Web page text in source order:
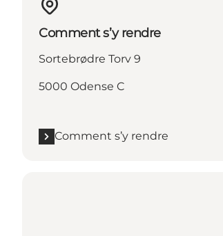
Comment s’y rendre
Sortebrødre Torv 9
5000 Odense C
Comment s’y rendre